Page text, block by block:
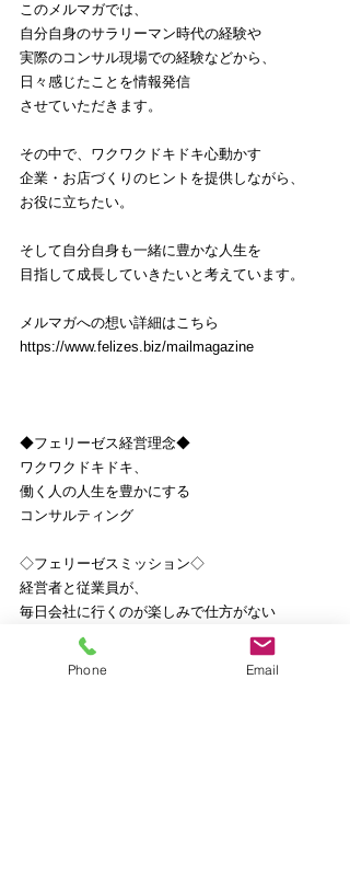
このメルマガでは、
自分自身のサラリーマン時代の経験や
実際のコンサル現場での経験などから、
日々感じたことを情報発信
させていただきます。
その中で、ワクワクドキドキ心動かす
企業・お店づくりのヒントを提供しながら、
お役に立ちたい。
そして自分自身も一緒に豊かな人生を
目指して成長していきたいと考えています。
メルマガへの想い詳細はこちら
https://www.felizes.biz/mailmagazine
◆フェリーゼス経営理念◆
ワクワクドキドキ、
働く人の人生を豊かにする
コンサルティング
◇フェリーゼスミッション◇
経営者と従業員が、
毎日会社に行くのが楽しみで仕方がない
ワクワクドキドキで一杯の
中小企業づくりをサポートします！
Phone Email